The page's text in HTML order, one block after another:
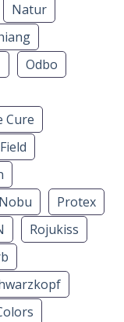
Natur
Odbo
Cure
Protex
Rojukiss